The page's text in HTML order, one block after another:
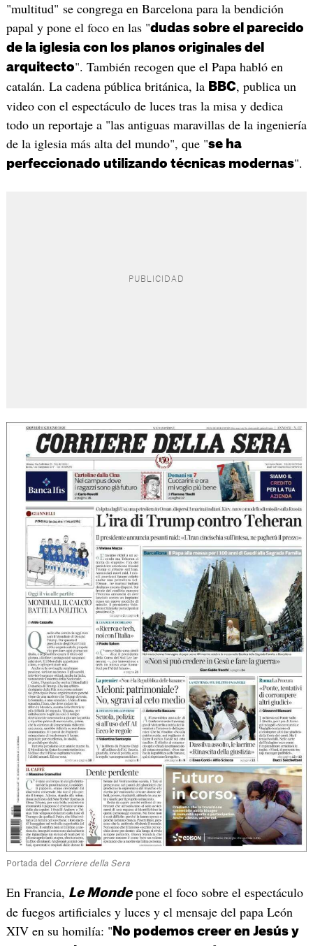
"multitud" se congrega en Barcelona para la bendición
papal y pone el foco en las "dudas sobre el parecido
de la iglesia con los planos originales del
arquitecto". También recogen que el Papa habló en
catalán. La cadena pública británica, la BBC, publica un
video con el espectáculo de luces tras la misa y dedica
todo un reportaje a "las antiguas maravillas de la ingeniería
de la iglesia más alta del mundo", que "se ha
perfeccionado utilizando técnicas modernas".
Portada del Corriere della Sera
En Francia, Le Monde pone el foco sobre el espectáculo
de fuegos artificiales y luces y el mensaje del papa León
XIV en su homilía: " No podemos creer en Jesús y